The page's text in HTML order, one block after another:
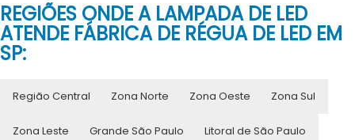
REGIÕES ONDE A LAMPADA DE LED
ATENDE FÁBRICA DE RÉGUA DE LED EM
SP:
Região Central Zona Norte Zona Oeste Zona Sul
Zona Leste Grande São Paulo Litoral de São Paulo